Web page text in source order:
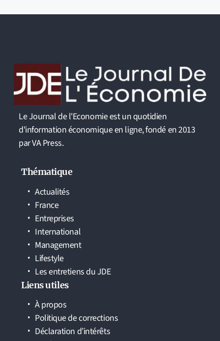
Le Journal de l'Economie est un quotidien
d'information économique en ligne, fondé en 2013
par VA Press.
Thématique
Actualités
France
Entreprises
International
Management
Lifestyle
Les entretiens du JDE
Liens utiles
À propos
Politique de corrections
Déclaration d’intérêts